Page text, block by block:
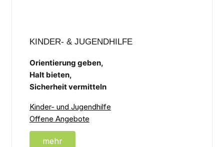
KINDER- & JUGENDHILFE
Orientierung geben,
Halt bieten,
Sicherheit vermitteln
Kinder- und Jugendhilfe
Offene Angebote
mehr